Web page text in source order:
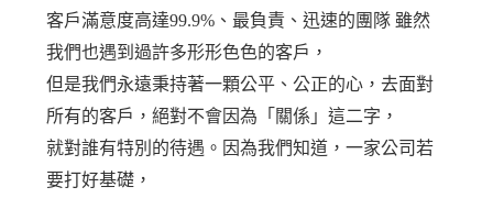
客戶滿意度高達99.9%、最負責、迅速的團隊 雖然
我們也遇到過許多形形色色的客戶，
但是我們永遠秉持著一顆公平、公正的心，去面對
所有的客戶，絕對不會因為「關係」這二字，
就對誰有特別的待遇。因為我們知道，一家公司若
要打好基礎，